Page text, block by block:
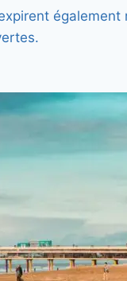
également